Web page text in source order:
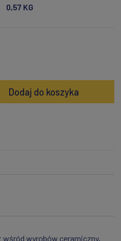
0,57 KG
Dodaj do koszyka
wyrobów ceramiczny,